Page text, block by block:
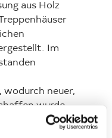
aus Holz
Im
wodurch neuer,
wurde.